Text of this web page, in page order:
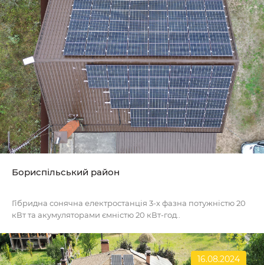
Бориспільський район
Гібридна сонячна електростанція 3-х фазна потужністю 20
кВт та акумуляторами ємністю 20 кВт-год..
16.08.2024